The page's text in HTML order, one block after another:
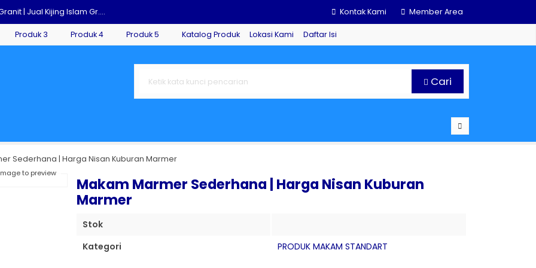
| Jual Kijing Islam Gr....
Terbaru 2025....
di Jakarta....
| Souvenir Gelas Batu Marme....
Kontak Kami Member Area
Produk 3 Produk 4 Produk 5 Katalog Produk Lokasi Kami Daftar Isi
Cari
Sederhana | Harga Nisan Kuburan Marmer
to preview
Makam Marmer Sederhana | Harga Nisan Kuburan
Marmer
Stok
Kategori
PRODUK MAKAM STANDART